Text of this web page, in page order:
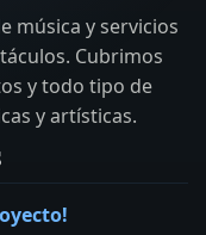
música y servicios
Cubrimos
y todo tipo de
y artísticas.